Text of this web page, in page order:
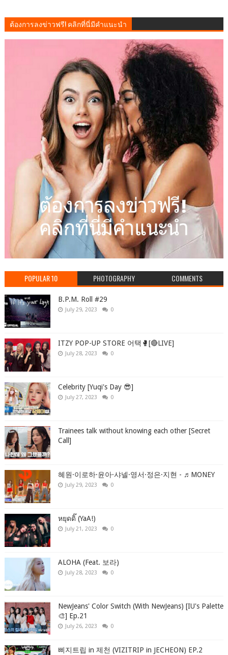
ต้องการลงข่าวฟรี! คลิกที่นี่มีคำแนะนำ
POPULAR 10 PHOTOGRAPHY COMMENTS
B.P.M. Roll #29
July 29, 2023 0
ITZY POP-UP STORE 어택🥊[🔴LIVE]
July 28, 2023 0
Celebrity [Yuqi's Day 😎]
July 27, 2023 0
Trainees talk without knowing each other [Secret
Call]
혜원·이로하·윤아·샤넬·영서·정은·지현 - ♬MONEY
July 29, 2023 0
หยุดดิ๊ (YaA!)
July 21, 2023 0
ALOHA (Feat. 보라)
July 28, 2023 0
NewJeans' Color Switch (With NewJeans) [IU's Palette
🎨] Ep.21
July 26, 2023 0
삐지트립 in 제천 (VIZITRIP in JECHEON) EP.2